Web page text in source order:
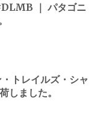
｜ パタゴニ
トレイルズ・シャ
しました。